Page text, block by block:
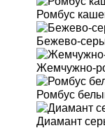
Ромбус
Бежево-
Жемчужно-
Ромбус
Диамант